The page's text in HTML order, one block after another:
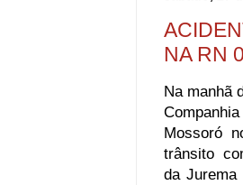
NA RN
Na manhã
Mossoró
trânsito
da Jurema